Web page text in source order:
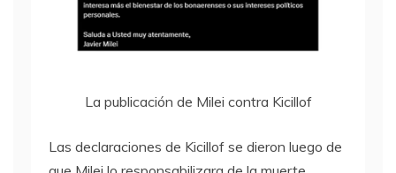
La publicación de Milei contra Kicillof
Las declaraciones de Kicillof se dieron luego de